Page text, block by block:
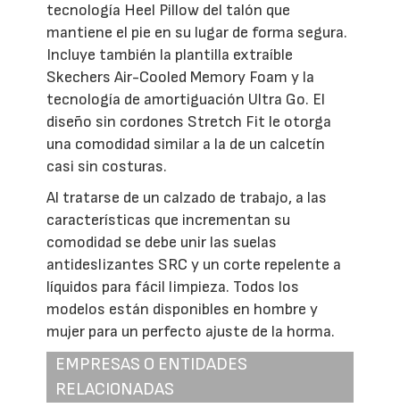
tecnología Heel Pillow del talón que
mantiene el pie en su lugar de forma segura.
Incluye también la plantilla extraíble
Skechers Air-Cooled Memory Foam y la
tecnología de amortiguación Ultra Go. El
diseño sin cordones Stretch Fit le otorga
una comodidad similar a la de un calcetín
casi sin costuras.
Al tratarse de un calzado de trabajo, a las
características que incrementan su
comodidad se debe unir las suelas
antideslizantes SRC y un corte repelente a
líquidos para fácil limpieza. Todos los
modelos están disponibles en hombre y
mujer para un perfecto ajuste de la horma.
EMPRESAS O ENTIDADES
RELACIONADAS